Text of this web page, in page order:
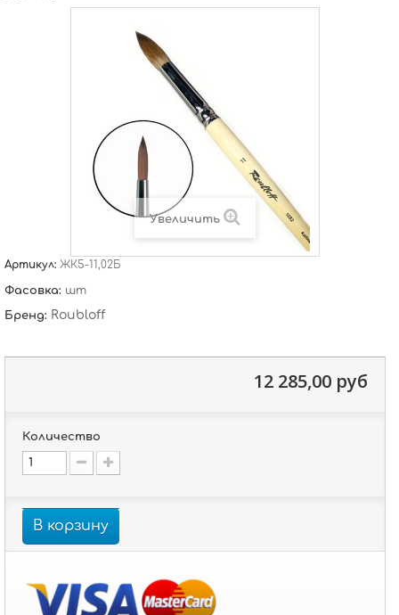
Увеличить
Артикул: ЖК5-11,02Б
Фасовка: шт
Бренд: Roubloff
12 285,00 руб
Количество
В корзину